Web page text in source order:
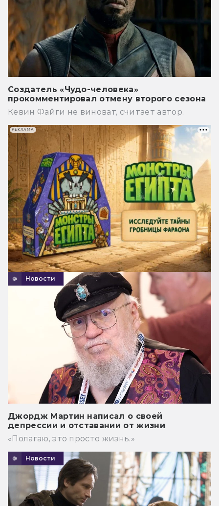
Создатель «Чудо-человека»
прокомментировал отмену второго сезона
Кевин Файги не виноват, считает автор.
Новости
Джордж Мартин написал о своей
депрессии и отставании от жизни
«Полагаю, это просто жизнь.»
Новости
РЕКЛАМА